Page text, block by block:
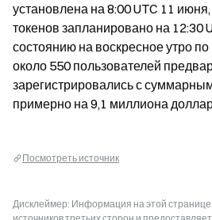
установлена на 8:00 UTC 11
токенов запланировано на 12:30
состоянию на воскресное утро
около 550 пользователей
зарегистрировались с
примерно на 9,1 миллиона
Посмотреть источник
Дисклеймер: Информация на этой